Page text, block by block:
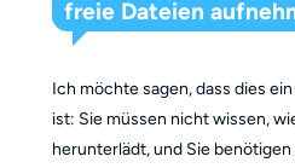
freie Dateien
Ich möchte sagen, dass dies
ist: Sie müssen nicht wissen,
herunterlädt, und Sie